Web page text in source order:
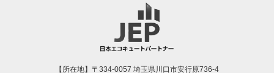
【所在地】〒334-0057 埼玉県川口市安行原736-4